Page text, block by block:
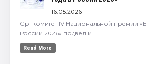
16.05.2026
Оргкомитет IV Национальной премии
России 2026» подвёл и
Read More